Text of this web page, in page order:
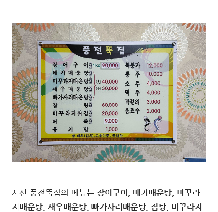
서산 풍전뚝집의 메뉴는 장어구이, 메기매운탕, 미꾸라
지매운탕, 새우매운탕, 빠가사리매운탕, 잡탕, 미꾸라지